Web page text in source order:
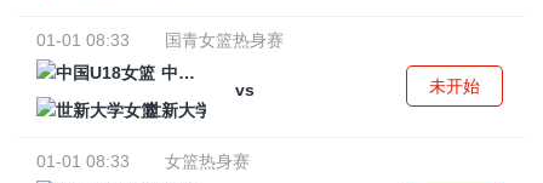
01-01 08:33
国青女篮热身赛
中国U18女篮
vs
世新大学女篮
未开始
01-01 08:33
女篮热身赛